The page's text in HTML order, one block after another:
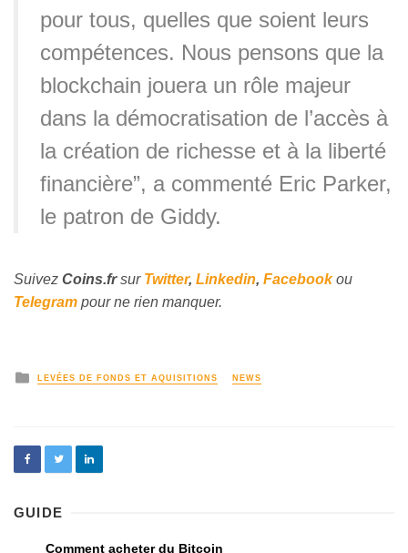
pour tous, quelles que soient leurs
compétences. Nous pensons que la
blockchain jouera un rôle majeur
dans la démocratisation de l’accès à
la création de richesse et à la liberté
financière”, a commenté Eric Parker,
le patron de Giddy.
Suivez Coins.frsur Twitter, Linkedin, Facebookou
Telegram pour ne rien manquer.
LEVÉES DE FONDS ET AQUISITIONS NEWS
GUIDE
Comment acheter du Bitcoin